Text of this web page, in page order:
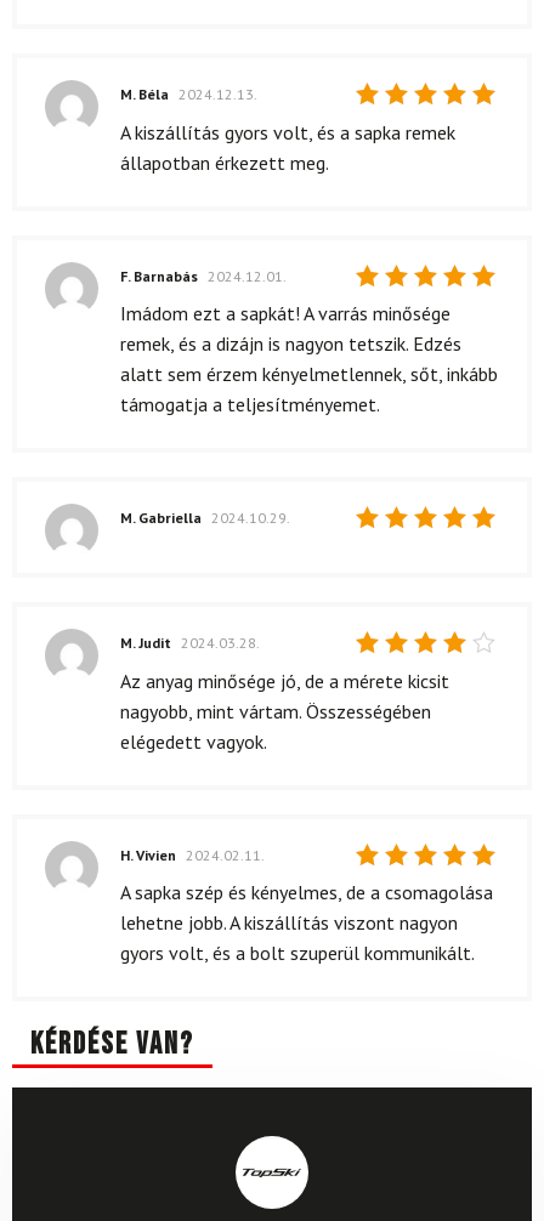
Értékelés:
/ 5
M. Béla 2024.12.13.
A kiszállítás gyors volt, és a sapka remek
állapotban érkezett meg.
Értékelés:
F. Barnabás 2024.12.01.
Imádom ezt a sapkát! A varrás minősége
remek, és a dizájn is nagyon tetszik. Edzés
alatt sem érzem kényelmetlennek, sőt, inkább
támogatja a teljesítményemet.
M. Gabriella 2024.10.29.
Értékelés:
M. Judit 2024.03.28.
Az anyag minősége jó, de a mérete kicsit
nagyobb, mint vártam. Összességében
elégedett vagyok.
Értékelés:
H. Vivien 2024.02.11.
A sapka szép és kényelmes, de a csomagolása
lehetne jobb. A kiszállítás viszont nagyon
gyors volt, és a bolt szuperül kommunikált.
Kérdése van?